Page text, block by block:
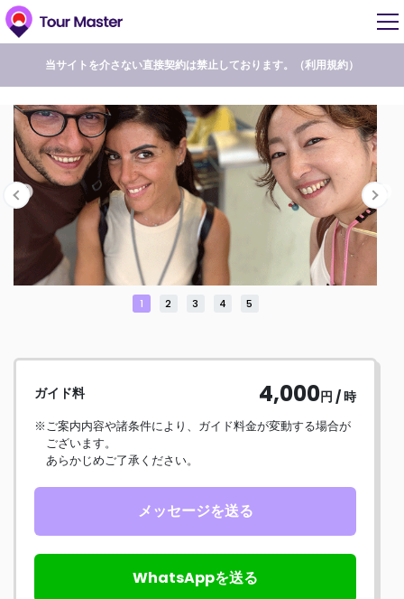
当サイトを介さない直接契約は禁止しております。（利用規約）
1 2 3 4 5
ガイド料 4,000円 / 時
※ご案内内容や諸条件により、ガイド料金が変動する場合が
ございます。
あらかじめご了承ください。
メッセージを送る
WhatsAppを送る